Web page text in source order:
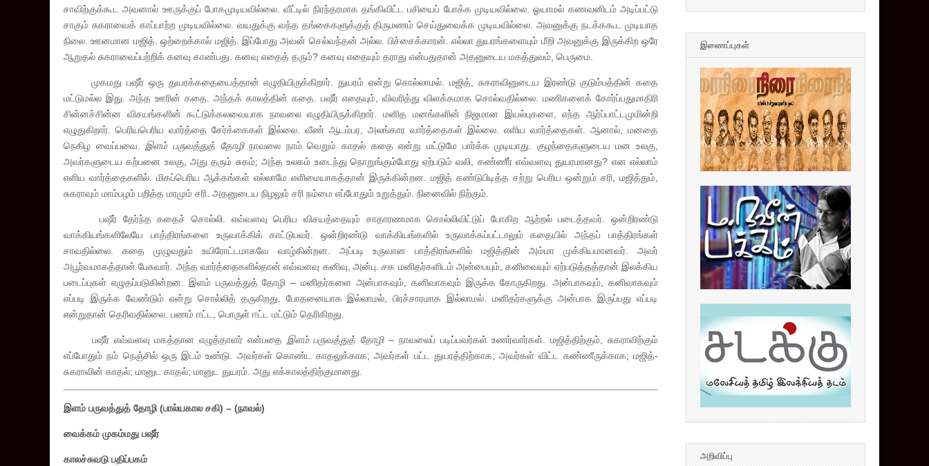
சாவிற்குக்கூட அவனால் ஊருக்குப் போகமுடியவில்லை. வீட்டில் நிரந்தரமாக தங்கிவிட்ட பசியைப் போக்க முடியவில்லை. ஓயாமல் கணவனிடம் அடிப்பட்டு
சாகும் சுகராவைக் காப்பாற்ற முடியவில்லை. வயதுக்கு வந்த தங்கைகளுக்குத் திருமணம் செய்துவைக்க முடியவில்லை. அவனுக்கு நடக்ககூட முடியாத
நிலை. ஊனமான மஜித். ஒற்றைக்கால் மஜித். இப்போது அவன் செல்வந்தன் அல்ல. பிச்சைக்காரன். எல்லா துயரங்களையும் மீறி அவனுக்கு இருக்கிற ஒரே
ஆறுதல் சுகராவைப்பற்றிக் கனவு காண்பது. கனவு எதைத் தரும்? கனவு எதையும் தராது என்பதுதான் அதனுடைய மகத்துவம், பெருமை.
முகமது பஷீர் ஒரு துயரக்கதையைத்தான் எழுதியிருக்கிறார். துயரம் என்று சொல்லாமல். மஜித், சுகராவினுடைய இரண்டு குடும்பத்தின் கதை
மட்டுமல்ல இது. அந்த ஊரின் கதை. அந்தக் காலத்தின் கதை. பஷீர் எதையும், விவரித்து விளக்கமாக சொல்வதில்லை. மணிகளைக் கோர்ப்பதுமாதிரி
சின்னச்சின்ன விசயங்களின் கூட்டுக்கலவையாக நாவலை எழுதியிருக்கிறார். மனித மனங்களின் நிஜமான இயல்புகளை, எந்த ஆர்ப்பாட்டமுமின்றி
எழுதுகிறார். பெரியபெரிய வார்த்தை சேர்க்கைகள் இல்லை. வீண் ஆடம்பர, அலங்கார வார்த்தைகள் இல்லை. எளிய வார்த்தைகள். ஆனால், மனதை
நெகிழ வைப்பவை.இளம் பருவத்துத் தோழிநாவலை நாம் வெறும் காதல் கதை என்று மட்டுமே பார்க்க முடியாது. குழந்தைகளுடைய மன உலகு,
அவர்களுடைய கற்பனை உலகு, அது தரும் சுகம்; அந்த உலகம் உடைந்து நொறுங்கும்போது ஏற்படும் வலி, கண்ணீர் எவ்வளவு துயரமானது? என எல்லாம்
எளிய வார்த்தைகளில். மிகப்பெரிய ஆக்கங்கள் எல்லாமே எளிமையாகத்தான் இருக்கின்றன. மஜித் கண்டுபிடித்த சற்று பெரிய ஒன்றும் சரி, மஜித்தும்,
சுகராவும் மாம்பழம் பறித்த மரமும் சரி. அதனுடைய நிழலும் சரி நம்மை எப்போதும் உறுத்தும். நினைவில் நிற்கும்.
பஷீர் தேர்ந்த கதைச் சொல்லி. எவ்வளவு பெரிய விசயத்தையும் சாதாரணமாக சொல்லிவிட்டுப் போகிற ஆற்றல் படைத்தவர். ஒன்றிரண்டு
வாக்கியங்களிலேயே பாத்திரங்களை உருவாக்கிக் காட்டுபவர். ஒன்றிரண்டு வாக்கியங்களில் உருவாக்கப்பட்டாலும் கதையில் அந்தப் பாத்திரங்கள்
சாவதில்லை. கதை முழுவதும் உயிரோட்டமாகவே வாழ்கின்றன. அப்படி உருவான பாத்திரங்களில் மஜித்தின் அம்மா முக்கியமானவர். அவர்
அபூர்வமாகத்தான் பேசுவார். அந்த வார்த்தைகளில்தான் எவ்வளவு கனிவு, அன்பு. சக மனிதர்களிடம் அன்பையும், கனிவையும் ஏற்படுத்தத்தான் இலக்கிய
படைப்புகள் எழுதப்படுகின்றன. இளம் பருவத்துத் தோழி – மனிதர்களை அன்பாகவும், கனிவாகவும் இருக்க கோருகிறது. அன்பாகவும், கனிவாகவும்
எப்படி இருக்க வேண்டும் என்று சொல்லித் தருகிறது. போதனையாக இல்லாமல், பிரச்சாரமாக இல்லாமல். மனிதர்களுக்கு அன்பாக இருப்பது எப்படி
என்றுதான் தெரிவதில்லை. பணம் ஈட்ட, பொருள் ஈட்ட மட்டும் தெரிகிறது.
பஷீர் எவ்வளவு மகத்தான எழுத்தாளர் என்பதை இளம் பருவத்துத் தோழி– நாவலைப் படிப்பவர்கள் உணர்வார்கள். மஜித்திற்கும், சுகராவிற்கும்
எப்போதும் நம் நெஞ்சில் ஒரு இடம் உண்டு. அவர்கள் கொண்ட காதலுக்காக; அவர்கள் பட்ட துயரத்திற்காக; அவர்கள் விட்ட கண்ணீருக்காக; மஜித்-
சுகராவின் காதல்; மானுட காதல்; மானுட துயரம். அது எக்காலத்திற்குமானது.
இளம் பருவத்துத் தோழி (பால்யகால சகி) – (நாவல்)
வைக்கம் முகம்மது பஷீர்
காலச்சுவடு பதிப்பகம்
இணைப்புகள்
அறிவிப்பு